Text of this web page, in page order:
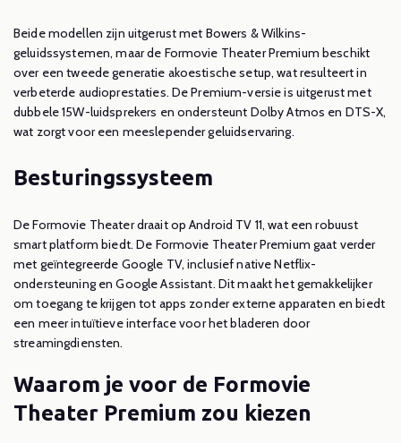
Beide modellen zijn uitgerust met Bowers & Wilkins-
geluidssystemen, maar de Formovie Theater Premium beschikt
over een tweede generatie akoestische setup, wat resulteert in
verbeterde audioprestaties. De Premium-versie is uitgerust met
dubbele 15W-luidsprekers en ondersteunt Dolby Atmos en DTS-X,
wat zorgt voor een meeslepender geluidservaring.
Besturingssysteem
De Formovie Theater draait op Android TV 11, wat een robuust
smart platform biedt. De Formovie Theater Premium gaat verder
met geïntegreerde Google TV, inclusief native Netflix-
ondersteuning en Google Assistant. Dit maakt het gemakkelijker
om toegang te krijgen tot apps zonder externe apparaten en biedt
een meer intuïtieve interface voor het bladeren door
streamingdiensten.
Waarom je voor de Formovie
Theater Premium zou kiezen